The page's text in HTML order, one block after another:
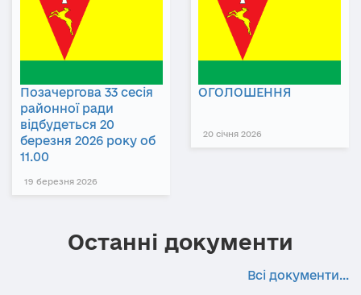
Позачергова 33 сесія
районної ради
відбудеться 20
березня 2026 року об
11.00
19 березня 2026
ОГОЛОШЕННЯ
20 січня 2026
Останні документи
Всі документи...